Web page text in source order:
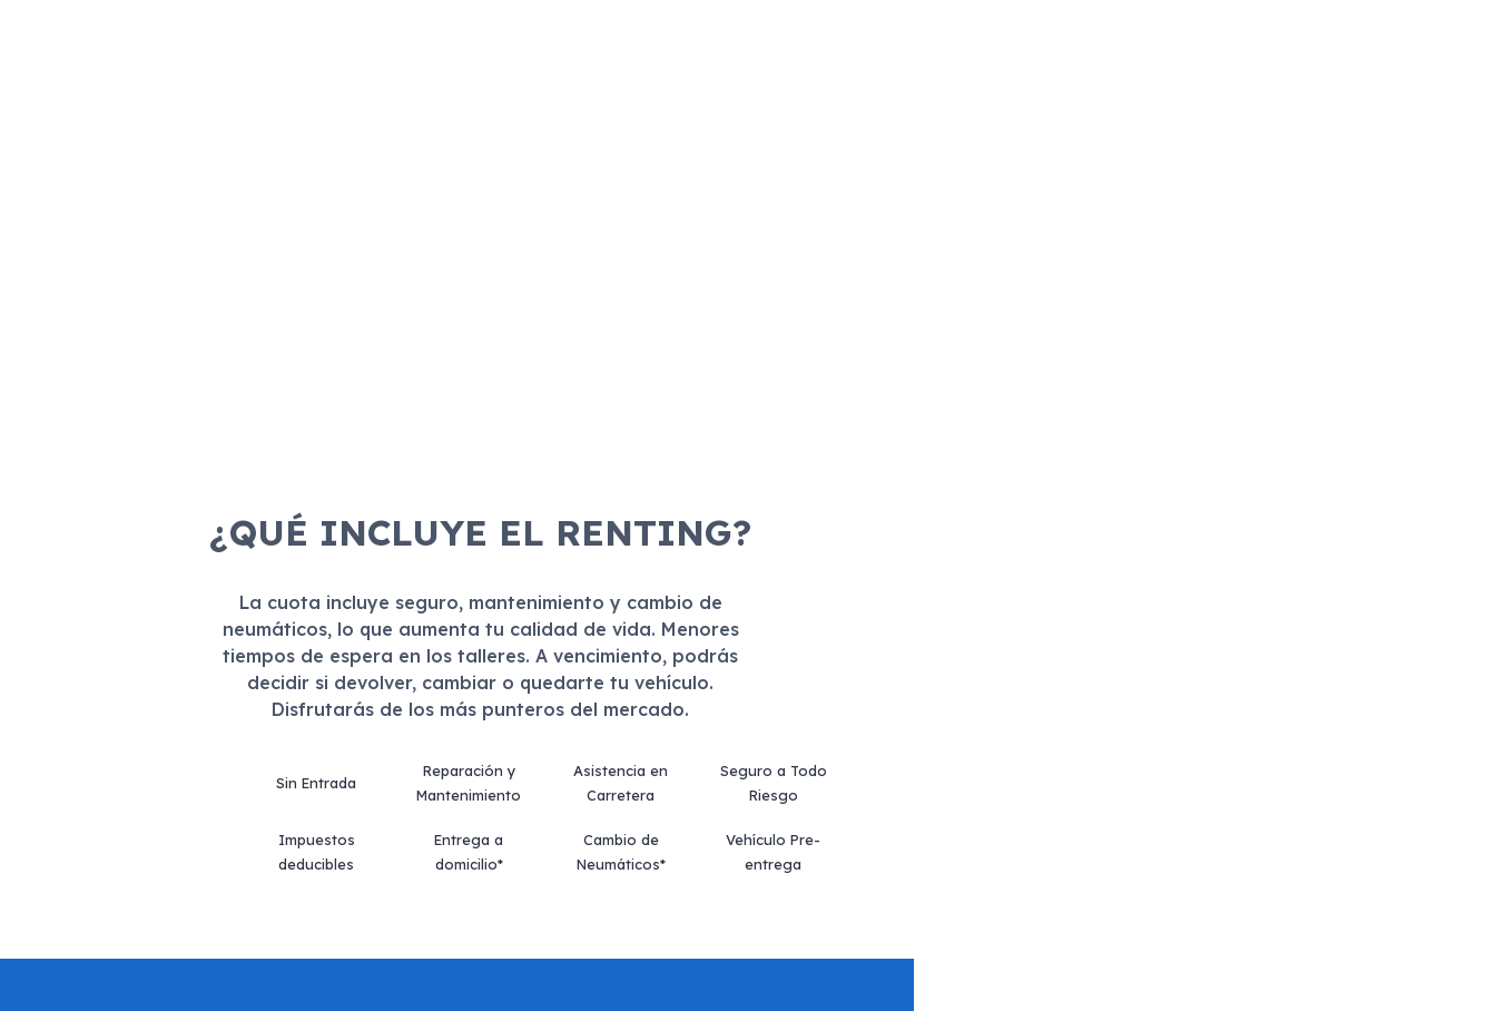
¿QUÉ INCLUYE EL RENTING?
La cuota incluye seguro, mantenimiento y cambio de
neumáticos, lo que aumenta tu calidad de vida. Menores
tiempos de espera en los talleres. A vencimiento, podrás
decidir si devolver, cambiar o quedarte tu vehículo.
Disfrutarás de los más punteros del mercado.
Sin Entrada
Reparación y
Mantenimiento
Asistencia en
Carretera
Seguro a Todo
Riesgo
Impuestos
deducibles
Entrega a
domicilio*
Cambio de
Neumáticos*
Vehículo Pre-
entrega